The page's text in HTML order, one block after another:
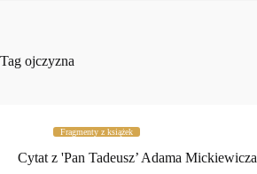
Tag ojczyzna
Fragmenty z książek
Cytat z 'Pan Tadeusz’ Adama Mickiewicza